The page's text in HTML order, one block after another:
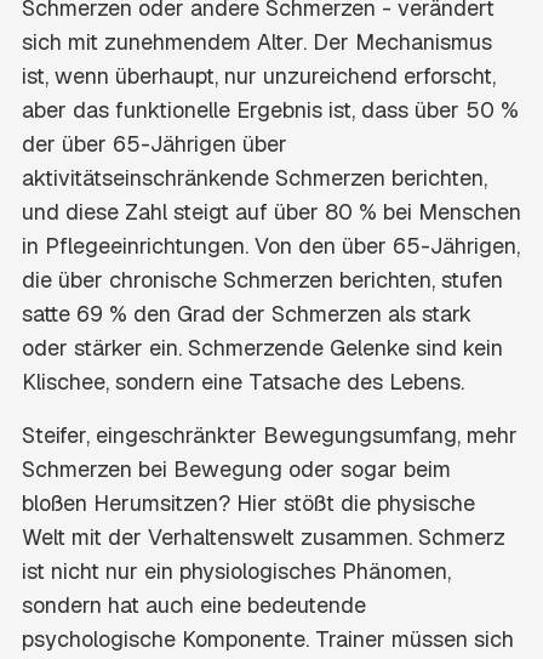
Schmerzen oder andere Schmerzen - verändert
sich mit zunehmendem Alter. Der Mechanismus
ist, wenn überhaupt, nur unzureichend erforscht,
aber das funktionelle Ergebnis ist, dass über 50 %
der über 65-Jährigen über
aktivitätseinschränkende Schmerzen berichten,
und diese Zahl steigt auf über 80 % bei Menschen
in Pflegeeinrichtungen. Von den über 65-Jährigen,
die über chronische Schmerzen berichten, stufen
satte 69 % den Grad der Schmerzen als stark
oder stärker ein. Schmerzende Gelenke sind kein
Klischee, sondern eine Tatsache des Lebens.
Steifer, eingeschränkter Bewegungsumfang, mehr
Schmerzen bei Bewegung oder sogar beim
bloßen Herumsitzen? Hier stößt die physische
Welt mit der Verhaltenswelt zusammen. Schmerz
ist nicht nur ein physiologisches Phänomen,
sondern hat auch eine bedeutende
psychologische Komponente. Trainer müssen sich